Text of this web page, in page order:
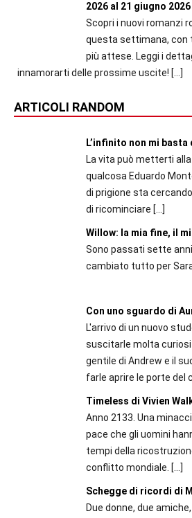
2026 al 21 giugno 2026
Scopri i nuovi romanzi
questa settimana, con
più attese. Leggi i
innamorarti delle prossime uscite! […]
ARTICOLI RANDOM
L’infinito non mi
La vita può metterti
qualcosa Eduardo
di prigione sta
di ricominciare […]
Willow: la mia fine, il
Sono passati sette
cambiato tutto per
Con uno sguardo di
L'arrivo di un nuovo
suscitarle molta
gentile di Andrew e il
farle aprire le porte del
Timeless di Vivien
Anno 2133. Una
pace che gli uomini
tempi della
conflitto mondiale. […]
Schegge di ricordi di
Due donne, due